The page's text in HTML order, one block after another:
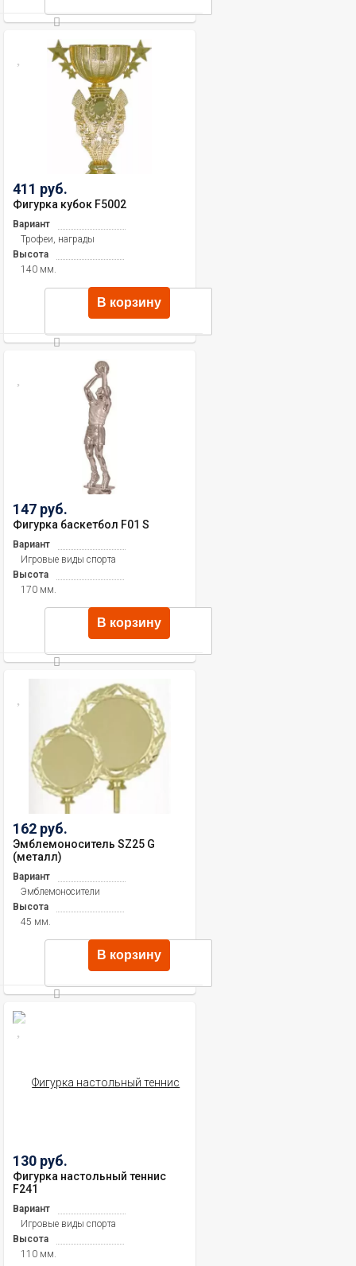
411 руб.
Фигурка кубок F5002
Вариант
Трофеи, награды
Высота
140 мм.
В корзину
147 руб.
Фигурка баскетбол F01 S
Вариант
Игровые виды спорта
Высота
170 мм.
В корзину
162 руб.
Эмблемоноситель SZ25 G
(металл)
Вариант
Эмблемоносители
Высота
45 мм.
В корзину
130 руб.
Фигурка настольный теннис
F241
Вариант
Игровые виды спорта
Высота
110 мм.